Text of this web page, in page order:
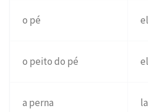
o pé
o peito do pé
a perna